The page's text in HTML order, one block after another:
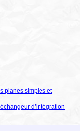
planes simples et
d’intégration